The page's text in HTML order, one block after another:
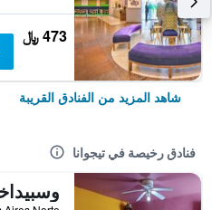
473 ﷼
شاهد المزيد من الفنادق القريبة
فنادق رخيصة في تيجوانا